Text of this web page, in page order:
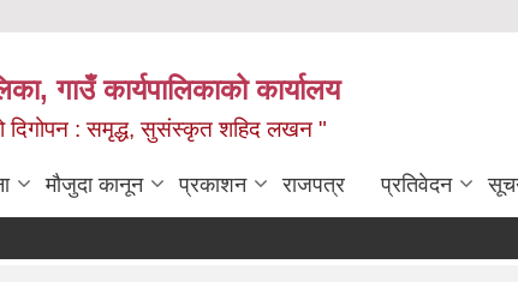
गाउँ कार्यपालिकाको कार्यालय
दिगोपन : समृद्ध, सुसंस्कृत शहिद लखन "
मौजुदा कानून प्रकाशन राजपत्र प्रतिवेदन